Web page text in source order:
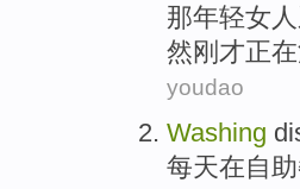
那年轻女人
然刚才正
youdao
Washing
每天在自助